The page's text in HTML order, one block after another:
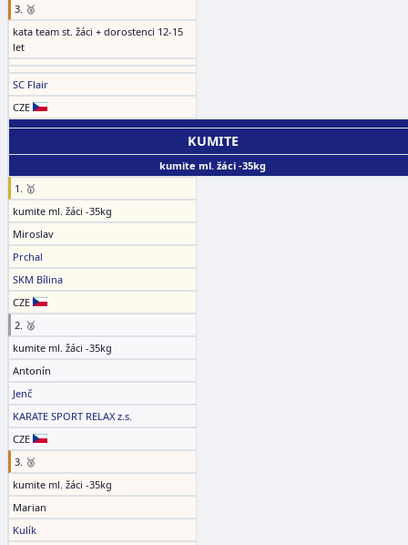
3. 🥉
kata team st. žáci + dorostenci 12-15
let
SC Flair
CZE
KUMITE
kumite ml. žáci -35kg
1. 🥇
kumite ml. žáci -35kg
Miroslav
Prchal
SKM Bílina
CZE
2. 🥈
kumite ml. žáci -35kg
Antonín
Jenč
KARATE SPORT RELAX z.s.
CZE
3. 🥉
kumite ml. žáci -35kg
Marian
Kulík